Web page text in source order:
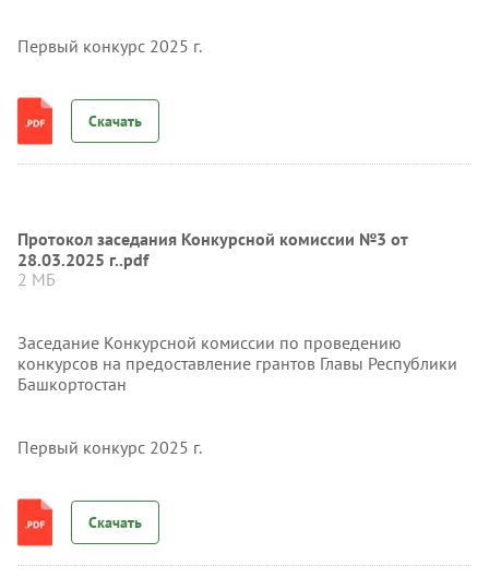
Первый конкурс 2025 г.
Скачать
Протокол заседания Конкурсной комиссии №3 от
28.03.2025 г..pdf
2 МБ
Заседание Конкурсной комиссии по проведению
конкурсов на предоставление грантов Главы Республики
Башкортостан
Первый конкурс 2025 г.
Скачать